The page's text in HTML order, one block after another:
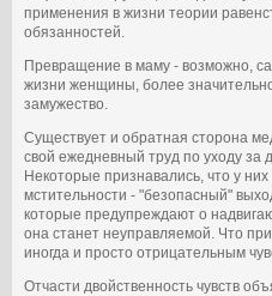
применения в жизни теории
обязанностей.
Превращение в маму - возможно,
жизни женщины, более
замужество.
Существует и обратная сторона
свой ежедневный труд по уходу за
Некоторые признавались, что у
мстительности - "безопасный"
которые предупреждают о
она станет неуправляемой. Что
иногда и просто отрицательным
Отчасти двойственность чувств